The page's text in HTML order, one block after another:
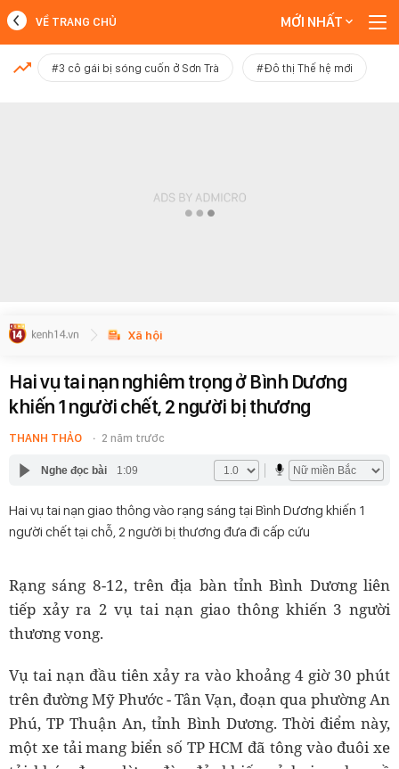
MỚI NHẤT
VỀ TRANG CHỦ MỚI NHẤT
#3 cô gái bị sóng cuốn ở Sơn Trà #Đô thị Thế hệ mới
Xã hội
Hai vụ tai nạn nghiêm trọng ở Bình Dương
khiến 1 người chết, 2 người bị thương
THANH THẢO 2 năm trước
Nghe đọc bài 1:09
Hai vụ tai nạn giao thông vào rạng sáng tại Bình Dương khiến 1
người chết tại chỗ, 2 người bị thương đưa đi cấp cứu
Rạng sáng 8-12, trên địa bàn tỉnh Bình Dương liên
tiếp xảy ra 2 vụ tai nạn giao thông khiến 3 người
thương vong.
Vụ tai nạn đầu tiên xảy ra vào khoảng 4 giờ 30 phút
trên đường Mỹ Phước - Tân Vạn, đoạn qua phường An
Phú, TP Thuận An, tỉnh Bình Dương. Thời điểm này,
một xe tải mang biển số TP HCM đã tông vào đuôi xe